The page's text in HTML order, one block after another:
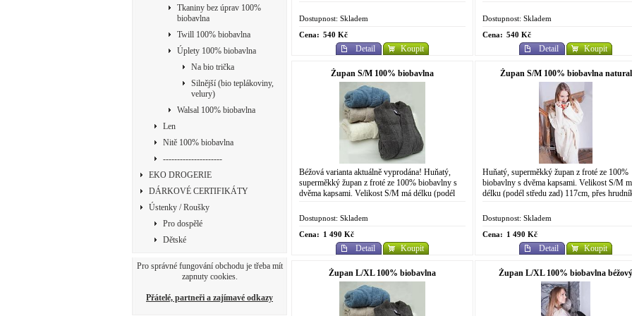
Tkaniny bez úprav 100%
biobavlna
Twill 100% biobavlna
Úplety 100% biobavlna
Na bio trička
Silnější (bio teplákoviny,
velury)
Walsal 100% biobavlna
Len
Nitě 100% biobavlna
---------------------
EKO DROGERIE
DÁRKOVÉ CERTIFIKÁTY
Ústenky / Roušky
Pro dospělé
Dětské
Pro správné fungování obchodu je třeba mít
zapnuty cookies.
Přátelé, partneři a zajímavé odkazy
Dostupnost: Skladem
Cena: 540 Kč
Detail Koupit
Dostupnost: Skladem
Cena: 540 Kč
Detail Koupit
Župan S/M 100% biobavlna
Béžová varianta aktuálně vyprodána! Huňatý,
superměkký župan z froté ze 100% biobavlny s
dvěma kapsami. Velikost S/M má délku (podél
Dostupnost: Skladem
Cena: 1 490 Kč
Detail Koupit
Župan S/M 100% biobavlna natural
Huňatý, superměkký župan z froté ze 100%
biobavlny s dvěma kapsami. Velikost S/M
délku (podél středu zad) 117cm, přes
po sprše...
Dostupnost: Skladem
Cena: 1 490 Kč
Detail Koupit
Župan L/XL 100% biobavlna Župan L/XL 100% biobavlna béžový